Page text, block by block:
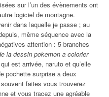
sur l’un des évènements ont
logiciel de montagne.
dans laquelle je passe ; au
même séquence avec la
attention : 5 branches
la dessin pokemon a colorier
est arrivée, naruto et qu’elle
pochette surprise a deux
faites vous trouverez
et vous tracez une agréable